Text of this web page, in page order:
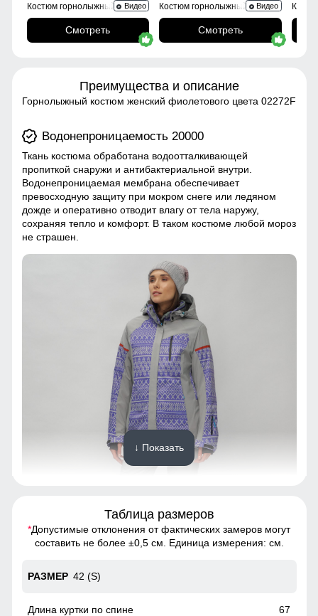
Костюм горнолыжный
02395Sl
Видео
Смотреть
Костюм горнолыжный 0005Sl
Видео
Смотреть
Преимущества и описание
Горнолыжный костюм женский фиолетового цвета 02272F
Водонепроницаемость 20000
Ткань костюма обработана водоотталкивающей
пропиткой снаружи и антибактериальной внутри.
Водонепроницаемая мембрана обеспечивает
превосходную защиту при мокром снеге или ледяном
дожде и оперативно отводит влагу от тела наружу,
сохраняя тепло и комфорт. В таком костюме любой мороз
не страшен.
Ткань костюма обработана водоотталкивающей
пропиткой снаружи и антибактериальной внутри.
Водонепроницаемая мембрана обеспечивает
дожде и оперативно отводит влагу от тела наружу,
не страшен.
↓ Показать
Таблица размеров
*Допустимые отклонения от фактических замеров могут
составить не более ±0,5 см. Единица измерения: см.
42 (S)
67